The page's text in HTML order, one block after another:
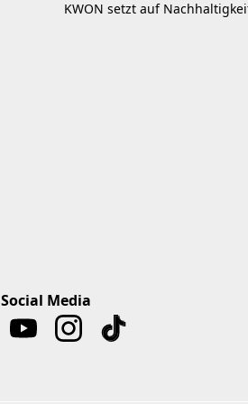
KWON setzt auf
Social Media